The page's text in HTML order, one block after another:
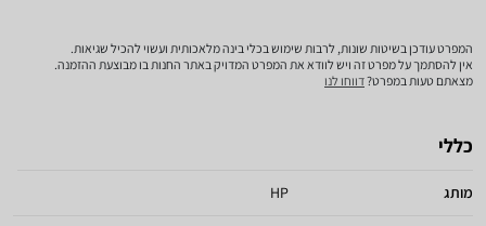
המפרט עודכן בשיטות שונות, לרבות שימוש בכלי בינה מלאכותית ועשוי להכיל שגיאות.
אין להסתמך על מפרט זה ויש לוודא את המפרט המדויק באתר החנות בו מבוצעת ההזמנה.
מצאתם טעות במפרט?דווחו לנו
כללי
מותג HP